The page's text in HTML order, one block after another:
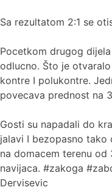
Sa rezultatom 2:1 se
Pocetkom drugog
odlucno. Što je
kontre I polukontre.
povecava prednost na
Gosti su napadali do
jalavi I bezopasno tako
na domacem terenu od
navijaca. #zakoga
Dervisevic